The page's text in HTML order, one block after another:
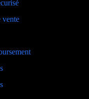
vente